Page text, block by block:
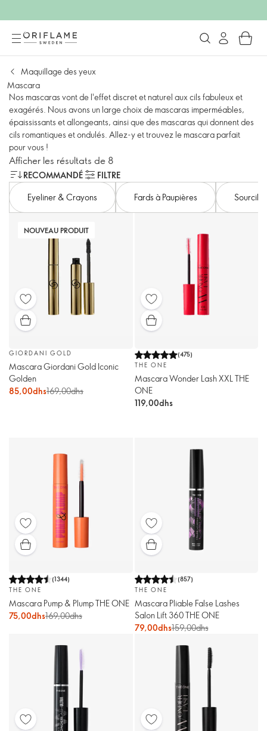
Maquillage des yeux
Mascara
Nos mascaras vont de l'effet discret et naturel aux cils fabuleux et
exagérés. Nous avons un large choix de mascaras imperméables,
épaississants et allongeants, ainsi que des mascaras qui donnent des
cils romantiques et ondulés. Allez-y et trouvez le mascara parfait
pour vous !
Afficher les résultats de 8
RECOMMANDÉ
FILTRE
Eyeliner & Crayons
Fards à Paupières Sourcils
NOUVEAU PRODUIT
GIORDANI GOLD
Mascara Giordani Gold Iconic
Golden
85,00dhs169,00dhs
(475)
THE ONE
Mascara Wonder Lash XXL THE
ONE
119,00dhs
(1344)
THE ONE
Mascara Pump & Plump THE ONE
75,00dhs169,00dhs
(857)
THE ONE
Mascara Pliable False Lashes
Salon Lift 360 THE ONE
79,00dhs159,00dhs